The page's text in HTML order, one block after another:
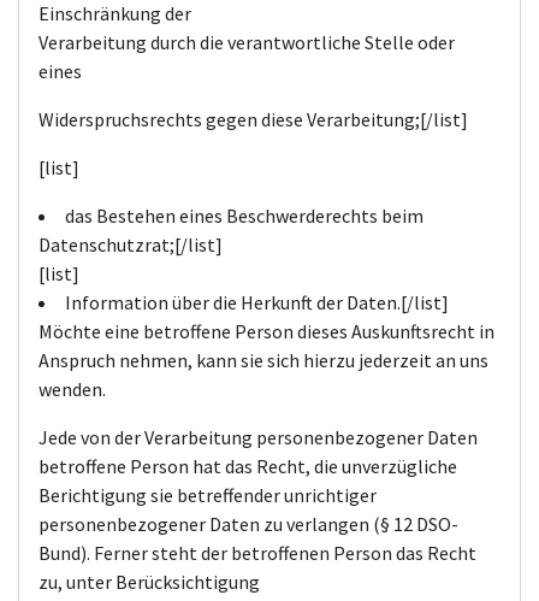
Einschränkung der
Verarbeitung durch die verantwortliche Stelle oder
eines
Widerspruchsrechts gegen diese Verarbeitung;[/list]
[list]
das Bestehen eines Beschwerderechts beim
Datenschutzrat;[/list]
[list]
Information über die Herkunft der Daten.[/list]
Möchte eine betroffene Person dieses Auskunftsrecht in
Anspruch nehmen, kann sie sich hierzu jederzeit an uns
wenden.
Jede von der Verarbeitung personenbezogener Daten
betroffene Person hat das Recht, die unverzügliche
Berichtigung sie betreffender unrichtiger
personenbezogener Daten zu verlangen (§ 12 DSO-
Bund). Ferner steht der betroffenen Person das Recht
zu, unter Berücksichtigung